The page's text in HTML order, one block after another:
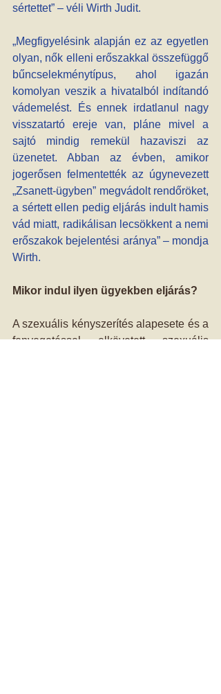
sértettet” – véli Wirth Judit.
„Megfigyelésink alapján ez az egyetlen
olyan, nők elleni erőszakkal összefüggő
bűncselekménytípus, ahol igazán
komolyan veszik a hivatalból indítandó
vádemelést. És ennek irdatlanul nagy
visszatartó ereje van, pláne mivel a
sajtó mindig remekül hazaviszi az
üzenetet. Abban az évben, amikor
jogerősen felmentették az úgynevezett
„Zsanett-ügyben” megvádolt rendőröket,
a sértett ellen pedig eljárás indult hamis
vád miatt, radikálisan lecsökkent a nemi
erőszakok bejelentési aránya” – mondja
Wirth.
Mikor indul ilyen ügyekben eljárás?
A szexuális kényszerítés alapesete és a
fenyegetéssel elkövetett szexuális